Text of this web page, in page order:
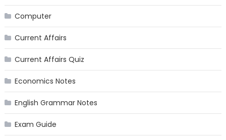
Computer
Current Affairs
Current Affairs Quiz
Economics Notes
English Grammar Notes
Exam Guide